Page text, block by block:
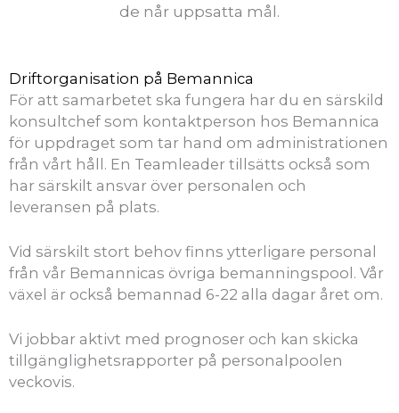
de når uppsatta mål.
Driftorganisation på Bemannica
För att samarbetet ska fungera har du en särskild
konsultchef som kontaktperson hos Bemannica
för uppdraget som tar hand om administrationen
från vårt håll. En Teamleader tillsätts också som
har särskilt ansvar över personalen och
leveransen på plats.
Vid särskilt stort behov finns ytterligare personal
från vår Bemannicas övriga bemanningspool. Vår
växel är också bemannad 6-22 alla dagar året om.
Vi jobbar aktivt med prognoser och kan skicka
tillgänglighetsrapporter på personalpoolen
veckovis.